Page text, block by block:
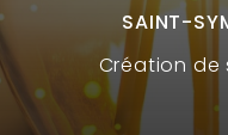
SAINT-
Créationde